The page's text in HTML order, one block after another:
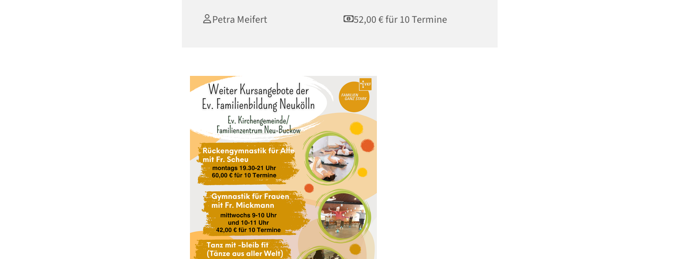
Petra Meifert
52,00 € für 10 Termine